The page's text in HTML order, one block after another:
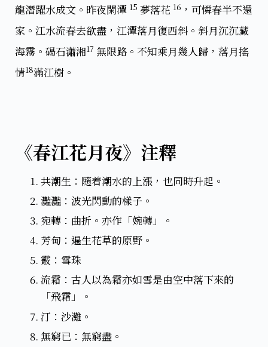
龍潛躍水成文。昨夜閑潭 15 夢落花 16 ，可憐春半不還
家。江水流春去欲盡，江潭落月復西斜。斜月沉沉藏
海霧。碣石瀟湘17 無限路。不知乘月幾人歸，落月搖
情18滿江樹。
《春江花月夜》注釋
共潮生：隨着潮水的上漲，也同時升起。
灩灩：波光閃動的樣子。
宛轉：曲折。亦作「婉轉」。
芳甸：遍生花草的原野。
霰：雪珠
流霜：古人以為霜亦如雪是由空中落下來的
「飛霜」。
汀：沙灘。
無窮已：無窮盡。